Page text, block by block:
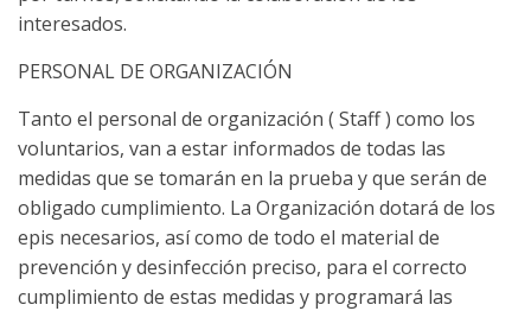
interesados.
PERSONAL DE ORGANIZACIÓN
Tanto el personal de organización ( Staff ) como los
voluntarios, van a estar informados de todas las
medidas que se tomarán en la prueba y que serán de
obligado cumplimiento. La Organización dotará de los
epis necesarios, así como de todo el material de
prevención y desinfección preciso, para el correcto
cumplimiento de estas medidas y programará las